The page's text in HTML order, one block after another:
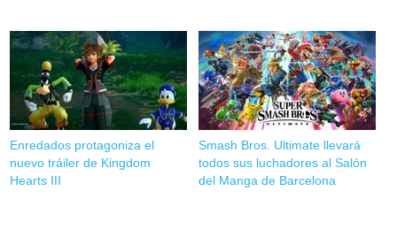
Enredados protagoniza el
nuevo tráiler de Kingdom
Hearts III
Smash Bros. Ultimate llevará
todos sus luchadores al Salón
del Manga de Barcelona